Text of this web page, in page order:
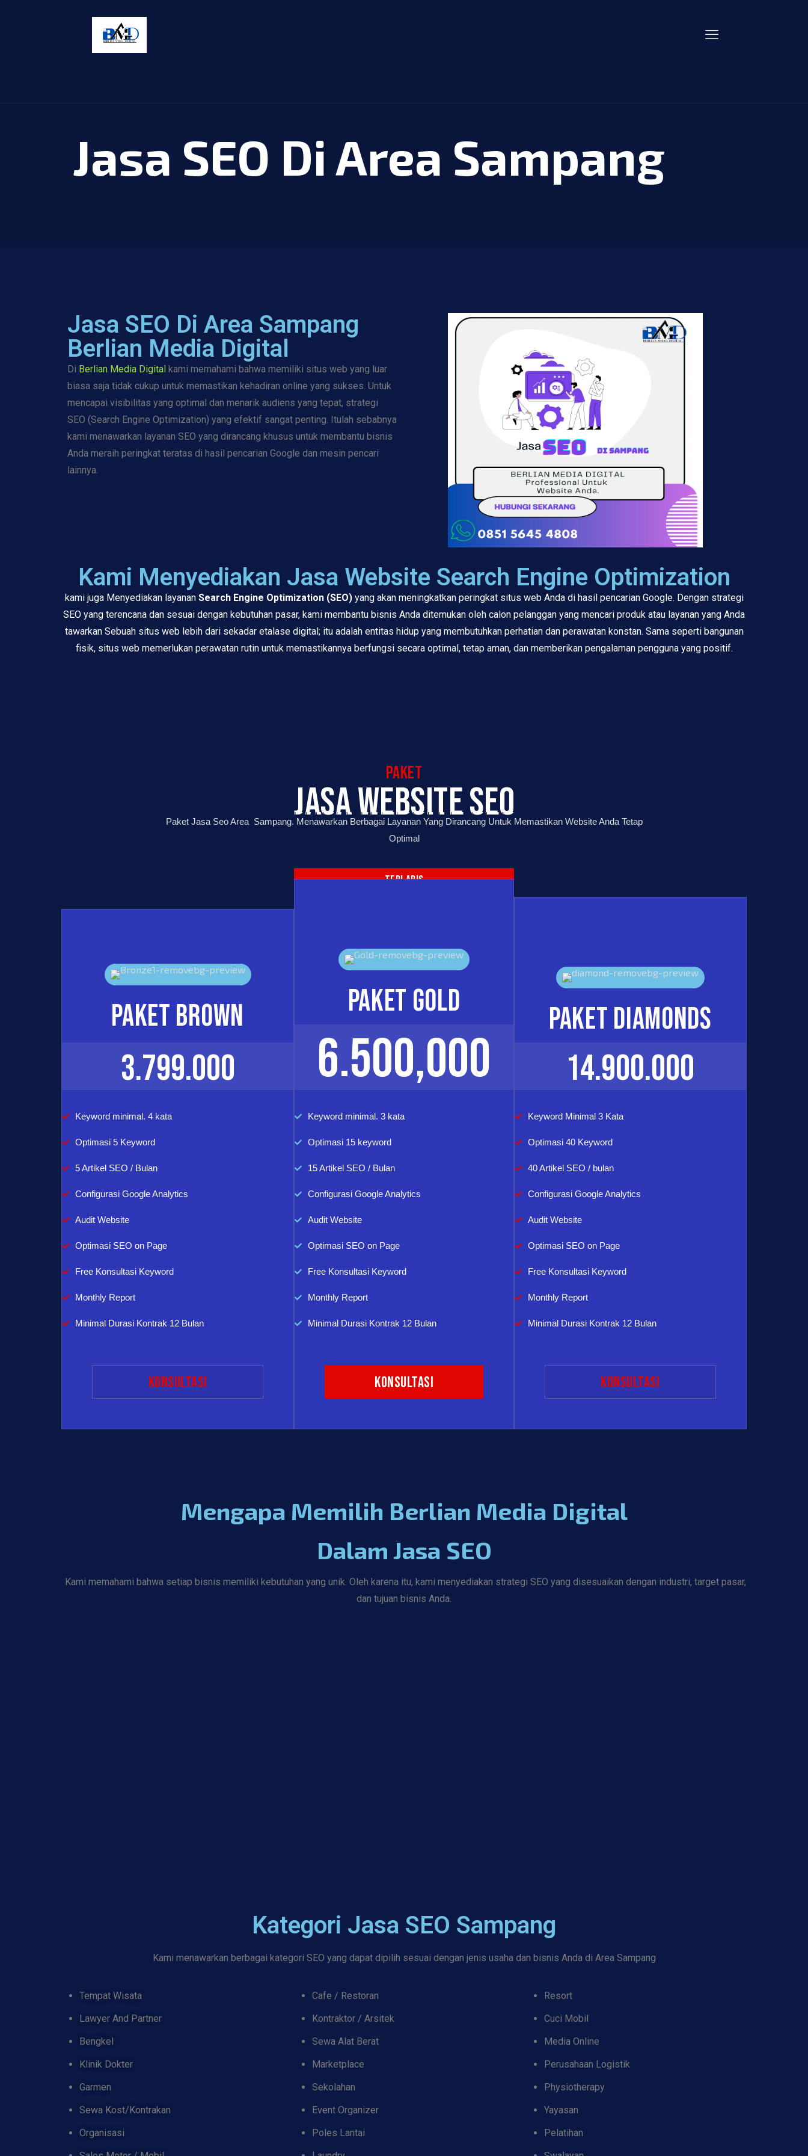
Jasa SEO Di Area Sampang
Jasa SEO Di Area Sampang
Berlian Media Digital
Di Berlian Media Digital kami memahami bahwa memiliki situs web yang luar
biasa saja tidak cukup untuk memastikan kehadiran online yang sukses. Untuk
mencapai visibilitas yang optimal dan menarik audiens yang tepat, strategi
SEO (Search Engine Optimization) yang efektif sangat penting. Itulah sebabnya
kami menawarkan layanan SEO yang dirancang khusus untuk membantu bisnis
Anda meraih peringkat teratas di hasil pencarian Google dan mesin pencari
lainnya.
Kami Menyediakan Jasa Website Search Engine Optimization
kami juga Menyediakan layanan Search Engine Optimization (SEO)yang akan meningkatkan peringkat situs web Anda di hasil pencarian Google. Dengan strategi
SEO yang terencana dan sesuai dengan kebutuhan pasar, kami membantu bisnis Anda ditemukan oleh calon pelanggan yang mencari produk atau layanan yang Anda
tawarkan Sebuah situs web lebih dari sekadar etalase digital; itu adalah entitas hidup yang membutuhkan perhatian dan perawatan konstan. Sama seperti bangunan
fisik, situs web memerlukan perawatan rutin untuk memastikannya berfungsi secara optimal, tetap aman, dan memberikan pengalaman pengguna yang positif.
paket
jasa website seo
Paket Jasa Seo Area Sampang. Menawarkan Berbagai Layanan Yang Dirancang Untuk Memastikan Website Anda Tetap
Optimal
PAKET BROWN
3.799.000
Keyword minimal. 4 kata
Optimasi 5 Keyword
5 Artikel SEO / Bulan
Configurasi Google Analytics
Audit Website
Optimasi SEO on Page
Free Konsultasi Keyword
Monthly Report
Minimal Durasi Kontrak 12 Bulan
konsultasi
TERLARIS
PAKET GOLD
6.500,000
Keyword minimal. 3 kata
Optimasi 15 keyword
15 Artikel SEO / Bulan
Configurasi Google Analytics
Audit Website
Optimasi SEO on Page
Free Konsultasi Keyword
Monthly Report
Minimal Durasi Kontrak 12 Bulan
Konsultasi
Paket Diamonds
14.900.000
Keyword Minimal 3 Kata
Optimasi 40 Keyword
40 Artikel SEO / bulan
Configurasi Google Analytics
Audit Website
Optimasi SEO on Page
Free Konsultasi Keyword
Monthly Report
Minimal Durasi Kontrak 12 Bulan
Konsultasi
Mengapa Memilih Berlian Media Digital
Dalam Jasa SEO
Kami memahami bahwa setiap bisnis memiliki kebutuhan yang unik. Oleh karena itu, kami menyediakan strategi SEO yang disesuaikan dengan industri, target pasar,
dan tujuan bisnis Anda.
Kategori Jasa SEO Sampang
Kami menawarkan berbagai kategori SEO yang dapat dipilih sesuai dengan jenis usaha dan bisnis Anda di Area Sampang
Tempat Wisata
Lawyer And Partner
Bengkel
Klinik Dokter
Garmen
Sewa Kost/Kontrakan
Organisasi
Cafe / Restoran
Kontraktor / Arsitek
Sewa Alat Berat
Marketplace
Sekolahan
Event Organizer
Poles Lantai
Resort
Cuci Mobil
Media Online
Perusahaan Logistik
Physiotherapy
Yayasan
Pelatihan